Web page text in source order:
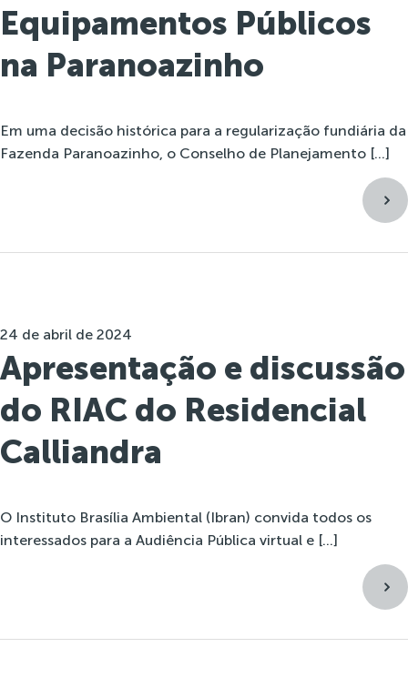
Equipamentos Públicos
na Paranoazinho
Em uma decisão histórica para a regularização fundiária da
Fazenda Paranoazinho, o Conselho de Planejamento […]
24 de abril de 2024
Apresentação e discussão
do RIAC do Residencial
Calliandra
O Instituto Brasília Ambiental (Ibran) convida todos os
interessados para a Audiência Pública virtual e […]